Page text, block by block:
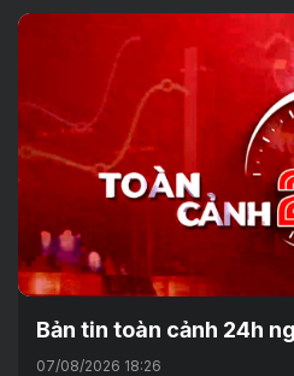
Bản tin toàn cảnh 24h
07/08/2026 18:26